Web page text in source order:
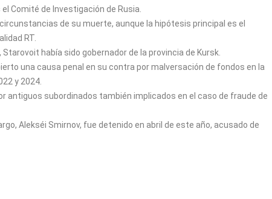
Comité de Investigación de Rusia.
de su muerte, aunque la hipótesis principal es el
RT.
había sido gobernador de la provincia de Kursk.
una causa penal en su contra por malversación de fondos en la
y 2024.
subordinados también implicados en el caso de fraude de
Alekséi Smirnov, fue detenido en abril de este año, acusado de